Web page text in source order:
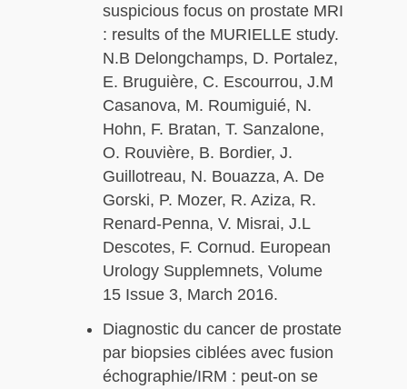
suspicious focus on prostate MRI
: results of the MURIELLE study.
N.B Delongchamps, D. Portalez,
E. Bruguière, C. Escourrou, J.M
Casanova, M. Roumiguié, N.
Hohn, F. Bratan, T. Sanzalone,
O. Rouvière, B. Bordier, J.
Guillotreau, N. Bouazza, A. De
Gorski, P. Mozer, R. Aziza, R.
Renard-Penna, V. Misrai, J.L
Descotes, F. Cornud. European
Urology Supplemnets, Volume
15 Issue 3, March 2016.
Diagnostic du cancer de prostate
par biopsies ciblées avec fusion
échographie/IRM : peut-on se